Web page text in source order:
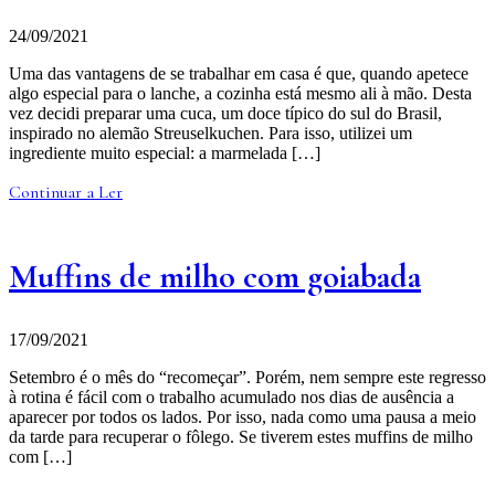
24/09/2021
Uma das vantagens de se trabalhar em casa é que, quando apetece
algo especial para o lanche, a cozinha está mesmo ali à mão. Desta
vez decidi preparar uma cuca, um doce típico do sul do Brasil,
inspirado no alemão Streuselkuchen. Para isso, utilizei um
ingrediente muito especial: a marmelada […]
Continuar a Ler
Muffins de milho com goiabada
17/09/2021
Setembro é o mês do “recomeçar”. Porém, nem sempre este regresso
à rotina é fácil com o trabalho acumulado nos dias de ausência a
aparecer por todos os lados. Por isso, nada como uma pausa a meio
da tarde para recuperar o fôlego. Se tiverem estes muffins de milho
com […]